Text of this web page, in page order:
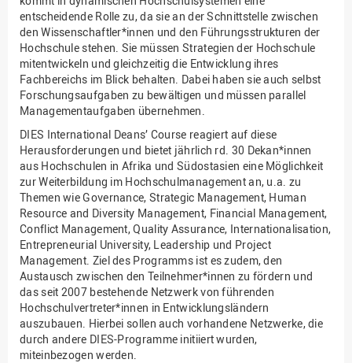
entscheidende Rolle zu, da sie an der Schnittstelle zwischen
den Wissenschaftler*innen und den Führungsstrukturen der
Hochschule stehen. Sie müssen Strategien der Hochschule
mitentwickeln und gleichzeitig die Entwicklung ihres
Fachbereichs im Blick behalten. Dabei haben sie auch selbst
Forschungsaufgaben zu bewältigen und müssen parallel
Managementaufgaben übernehmen.
DIES International Deans’ Course reagiert auf diese
Herausforderungen und bietet jährlich rd. 30 Dekan*innen
aus Hochschulen in Afrika und Südostasien eine Möglichkeit
zur Weiterbildung im Hochschulmanagement an, u.a. zu
Themen wie Governance, Strategic Management, Human
Resource and Diversity Management, Financial Management,
Conflict Management, Quality Assurance, Internationalisation,
Entrepreneurial University, Leadership und Project
Management. Ziel des Programms ist es zudem, den
Austausch zwischen den Teilnehmer*innen zu fördern und
das seit 2007 bestehende Netzwerk von führenden
Hochschulvertreter*innen in Entwicklungsländern
auszubauen. Hierbei sollen auch vorhandene Netzwerke, die
durch andere DIES-Programme initiiert wurden,
miteinbezogen werden.